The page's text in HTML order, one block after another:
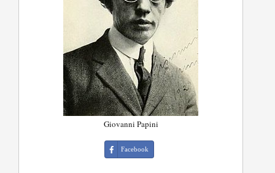
Giovanni Papini
Facebook